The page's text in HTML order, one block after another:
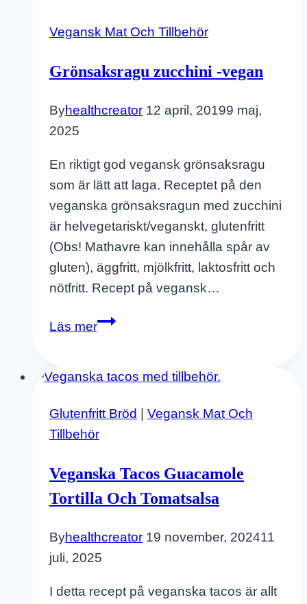
Vegansk Mat Och Tillbehör
Grönsaksragu zucchini -vegan
Byhealthcreator 12 april, 20199 maj,
2025
En riktigt god vegansk grönsaksragu
som är lätt att laga. Receptet på den
veganska grönsaksragun med zucchini
är helvegetariskt/veganskt, glutenfritt
(Obs! Mathavre kan innehålla spår av
gluten), äggfritt, mjölkfritt, laktosfritt och
nötfritt. Recept på vegansk…
Läs merGrönsaksragu
vegan
Glutenfritt Bröd
Vegansk Mat Och
Tillbehör
Veganska Tacos Guacamole
Tortilla Och Tomatsalsa
Byhealthcreator 19 november, 202411
juli, 2025
I detta recept på veganska tacos är allt